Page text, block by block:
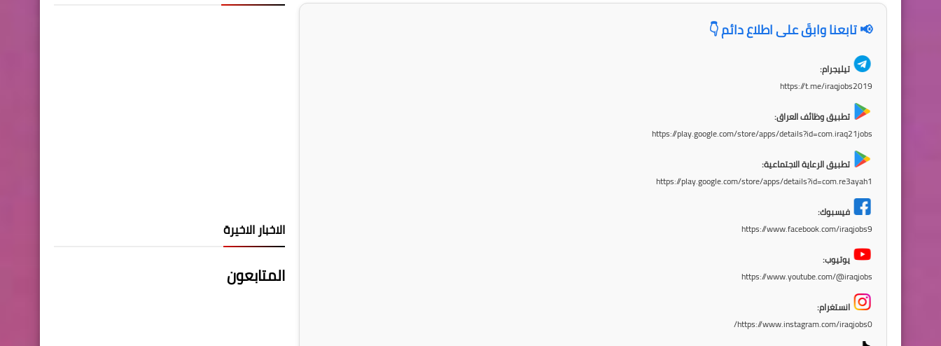
📢 تابعنا وابقَ على اطلاع دائم 👇
تيليجرام:
https://t.me/iraqjobs2019
تطبيق وظائف العراق:
https://play.google.com/store/apps/details?id=com.iraq21jobs
تطبيق الرعاية الاجتماعية:
https://play.google.com/store/apps/details?id=com.re3ayah1
فيسبوك:
https://www.facebook.com/iraqjobs9
يوتيوب:
https://www.youtube.com/@iraqjobs
انستغرام:
https://www.instagram.com/iraqjobs0/
الاخبار الاخيرة
المتابعون